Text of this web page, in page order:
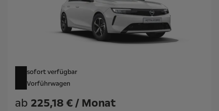
sofort verfügbar
Vorführwagen
ab 225,18 € / Monat